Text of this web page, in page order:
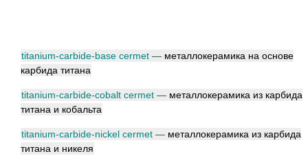
titanium-carbide-base cermet — металлокерамика на основе
карбида титана
titanium-carbide-cobalt cermet — металлокерамика из карбида
титана и кобальта
titanium-carbide-nickel cermet — металлокерамика из карбида
титана и никеля